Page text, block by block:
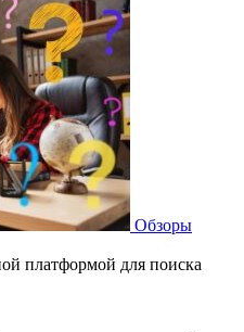
Обзоры
платформой для поиска